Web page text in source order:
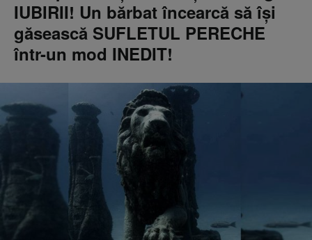
IUBIRII! Un bărbat încearcă să își
găsească SUFLETUL PERECHE
într-un mod INEDIT!